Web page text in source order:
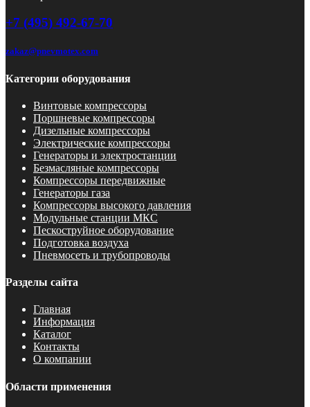
+7 (495) 492-67-70
zakaz@pnevmotex.com
Категории оборудования
Винтовые компрессоры
Поршневые компрессоры
Дизельные компрессоры
Электрические компрессоры
Генераторы и электростанции
Безмасляные компрессоры
Компрессоры передвижные
Генераторы газа
Компрессоры высокого давления
Модульные станции МКС
Пескоструйное оборудование
Подготовка воздуха
Пневмосеть и трубопроводы
Разделы сайта
Главная
Информация
Каталог
Контакты
О компании
Области применения